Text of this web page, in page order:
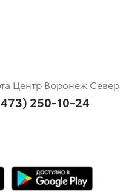
Центр Воронеж Север
250-10-24